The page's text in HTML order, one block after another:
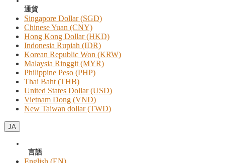
通貨
Singapore Dollar (SGD)
Chinese Yuan (CNY)
Hong Kong Dollar (HKD)
Indonesia Rupiah (IDR)
Korean Republic Won (KRW)
Malaysia Ringgit (MYR)
Philippine Peso (PHP)
Thai Baht (THB)
United States Dollar (USD)
Vietnam Dong (VND)
New Taiwan dollar (TWD)
JA
言語
English (EN)